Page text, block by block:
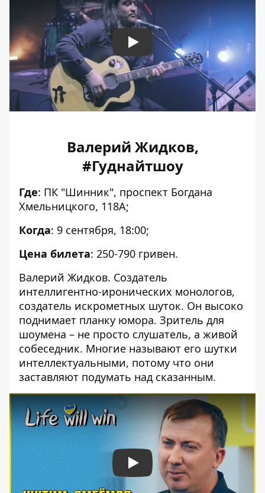
Play
Валерий Жидков,
#Гуднайтшоу
Где: ПК "Шинник", проспект Богдана
Хмельницкого, 118А;
Когда: 9 сентября, 18:00;
Цена билета: 250-790 гривен.
Валерий Жидков. Создатель
интеллигентно-иронических монологов,
создатель искрометных шуток. Он высоко
поднимает планку юмора. Зритель для
шоумена – не просто слушатель, а живой
собеседник. Многие называют его шутки
интеллектуальными, потому что они
заставляют подумать над сказанным.
Play